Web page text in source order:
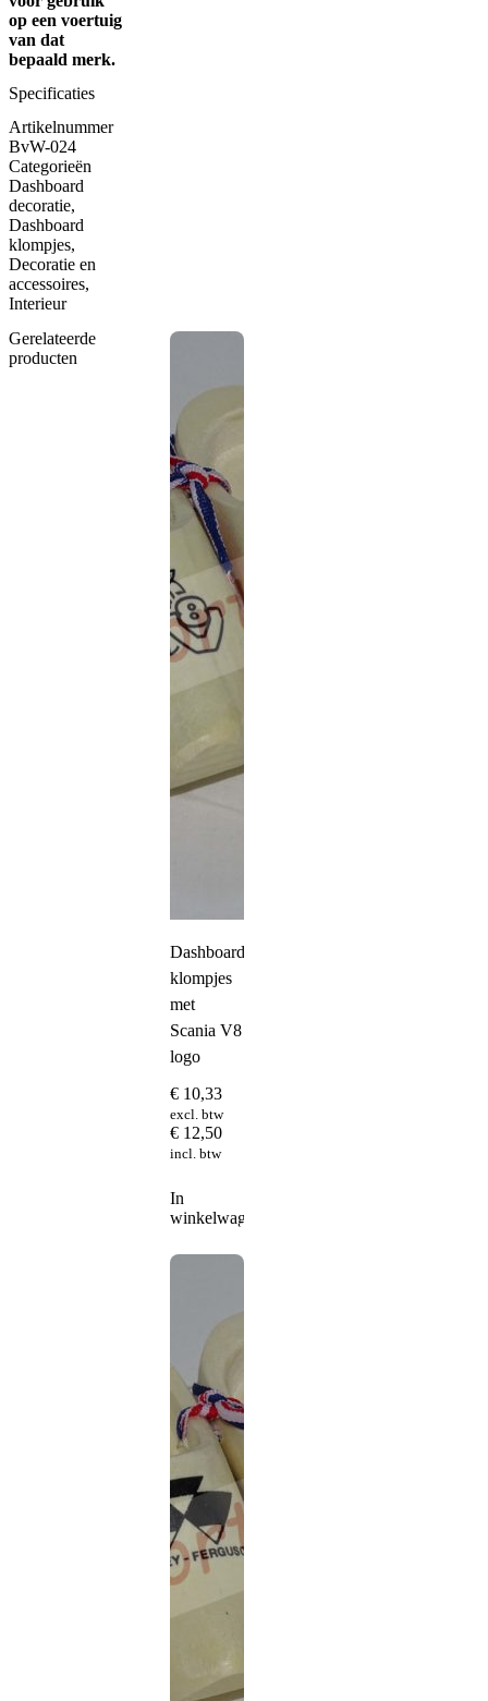
op een voertuig
van dat
bepaald merk.
Specificaties
Artikelnummer
BvW-024
Categorieën
Dashboard
decoratie,
Dashboard
klompjes,
Decoratie en
accessoires,
Interieur
Gerelateerde
producten
Dashboard
klompjes
met
Scania V8
logo
€ 10,33
excl. btw
€ 12,50
incl. btw
In
winkelwagen